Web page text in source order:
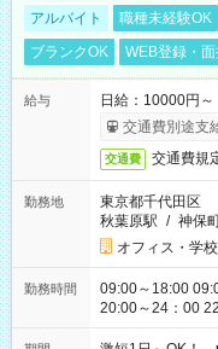
アルバイト 職種未経験OK
ブランクOK
WEB登録・
給与
日給：10000円
交通費別途支
交通費 交通費規
勤務地
東京都千代田区
秋葉原駅 / 神保
オフィス・学
勤務時間
09:00～18:00
20:00～24：00 22
シフトもござい